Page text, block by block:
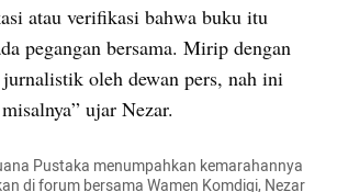
atau verifikasi bahwa buku itu
pegangan bersama. Mirip dengan
oleh dewan pers, nah ini
ujar Nezar.
Pustaka menumpahkan kemarahannya
di forum bersama Wamen Komdigi, Nezar